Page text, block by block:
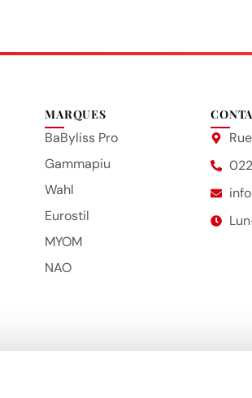
MARQUES
BaByliss Pro
Gammapiu
Wahl
Eurostil
MYOM
NAO